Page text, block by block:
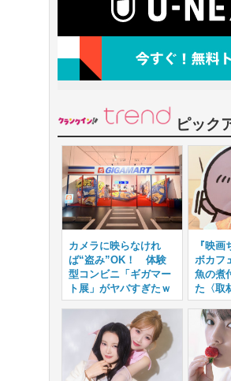
ピック
カメラに映らなけれ
ば“盗み”OK！ 体験
型コンビニ「ギガマー
ト展」がヤバすぎたｗ
『映
ボカフ
魚の煮
た〈取